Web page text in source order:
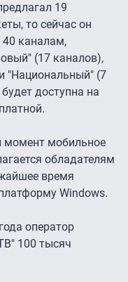
19
то сейчас он
40 каналам,
(17 каналов),
"Национальный" (7
доступна на
момент мобильное
обладателям
время
Windows.
оператор
100 тысяч